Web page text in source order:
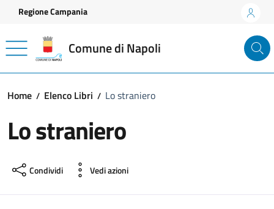
Vai ai contenuti
Vai al footer
Regione Campania
Comune di Napoli
Home Elenco Libri Lo straniero
Lo straniero
Condividi Vedi azioni